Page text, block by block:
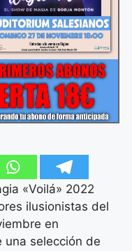
«Voilá» 2022
ilusionistas del
en
selección de